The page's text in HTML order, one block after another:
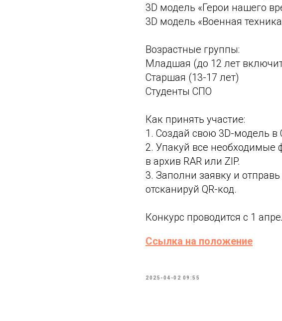
3D модель «Герои нашего
3D модель «Военная
Возрастные группы:
Младшая (до 12 лет
Старшая (13-17 лет)
Студенты СПО
Как принять участие:
1. Создай свою 3D-модель
2. Упакуй все необходимые
в архив RAR или ZIP.
3. Заполни заявку и
отсканируй QR-код.
Конкурс проводится с 1
Ссылка на положение
2025-04-02 09:55